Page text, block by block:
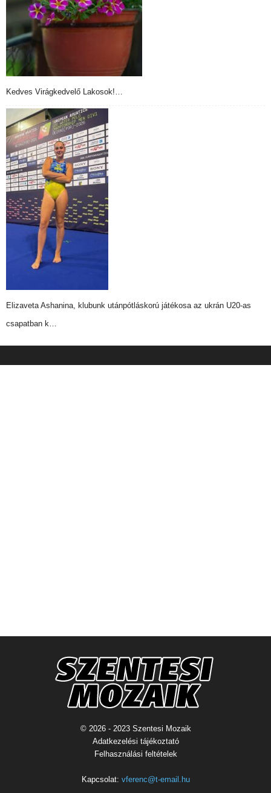
Kedves Virágkedvelő Lakosok!…
Elizaveta Ashanina, klubunk utánpótláskorú játékosa az ukrán U20-as
csapatban k…
© 2026 - 2023 Szentesi Mozaik
Adatkezelési tájékoztató
Felhasználási feltételek
Kapcsolat: vferenc@t-email.hu